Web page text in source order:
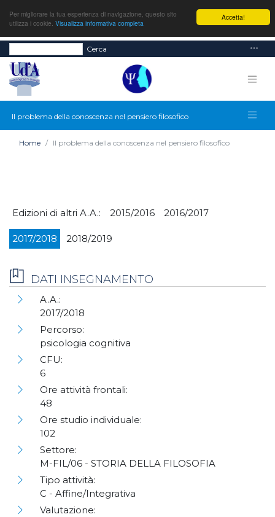
Accetta!
Per migliorare la tua esperienza di navigazione, questo sito
utilizza i cookie. Visualizza informativa completa
Cerca
Il problema della conoscenza nel pensiero filosofico
Home Il problema della conoscenza nel pensiero filosofico
Edizioni di altri A.A.: 2015/2016 2016/2017
2017/2018 2018/2019
DATI INSEGNAMENTO
A.A.:
2017/2018
Percorso:
psicologia cognitiva
CFU:
6
Ore attività frontali:
48
Ore studio individuale:
102
Settore:
M-FIL/06 - STORIA DELLA FILOSOFIA
Tipo attività:
C - Affine/Integrativa
Valutazione: